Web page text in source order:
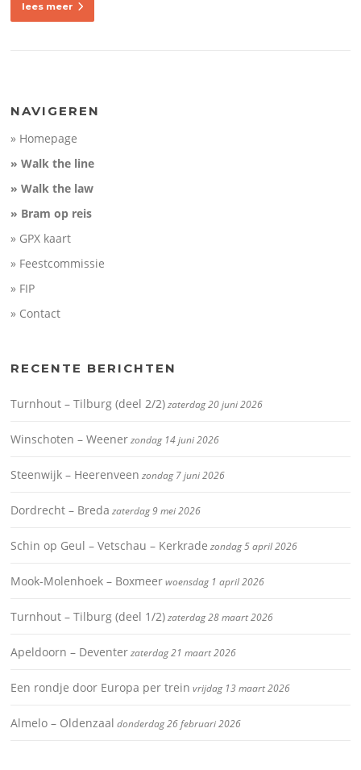
lees meer
NAVIGEREN
» Homepage
» Walk the line
» Walk the law
» Bram op reis
» GPX kaart
» Feestcommissie
» FIP
» Contact
RECENTE BERICHTEN
Turnhout – Tilburg (deel 2/2)zaterdag 20 juni 2026
Winschoten – Weenerzondag 14 juni 2026
Steenwijk – Heerenveen zondag 7 juni 2026
Dordrecht – Breda zaterdag 9 mei 2026
Schin op Geul – Vetschau – Kerkrade zondag 5 april 2026
Mook-Molenhoek – Boxmeerwoensdag 1 april 2026
Turnhout – Tilburg (deel 1/2)zaterdag 28 maart 2026
Apeldoorn – Deventerzaterdag 21 maart 2026
Een rondje door Europa per trein vrijdag 13 maart 2026
Almelo – Oldenzaal donderdag 26 februari 2026